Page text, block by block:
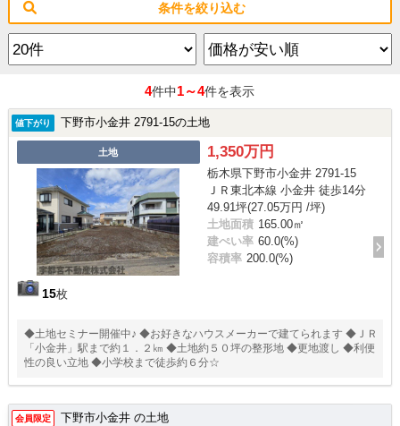
条件を絞り込む
4件中1～4件を表示
値下がり 下野市小金井 2791-15の土地
土地
15枚
1,350万円
栃木県下野市小金井 2791-15
ＪＲ東北本線 小金井 徒歩14分
49.91坪(27.05万円 /坪)
土地面積 165.00㎡
建ぺい率 60.0(%)
容積率 200.0(%)
◆土地セミナー開催中♪ ◆お好きなハウスメーカーで建てられます ◆ＪＲ
「小金井」駅まで約１．２㎞ ◆土地約５０坪の整形地 ◆更地渡し ◆利便
性の良い立地 ◆小学校まで徒歩約６分☆
会員限定 下野市小金井 の土地